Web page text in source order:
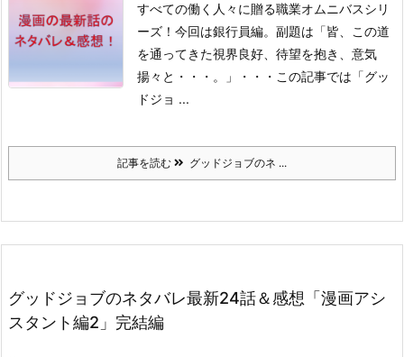
すべての働く人々に贈る職業オムニバスシリ
ーズ！ 今回は銀行員編。 副題は「皆、この道
を通ってきた視界良好、待望を抱き、意気
揚々と・・・。」
・・・ この記事では「グッ
ドジョ ...
記事を読む グッドジョブのネ ...
グッドジョブのネタバレ最新24話＆感想「漫画アシ
スタント編2」完結編